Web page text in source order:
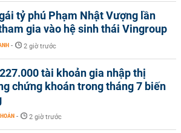
tỷ phú Phạm Nhật Vượng lần
gia vào hệ sinh thái Vingroup
- 2 giờ trước
tài khoản gia nhập thị
chứng khoán trong tháng 7 biến
- 2 giờ trước